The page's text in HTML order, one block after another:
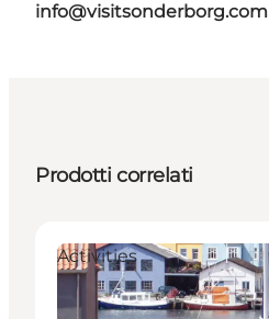
info@visitsonderborg.com
Prodotti correlati
Activities